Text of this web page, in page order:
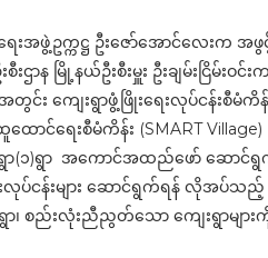
းအဖွဲ့ဥက္ကဋ္ဌ ဦးဇော်အောင်လေးက
ာန မြို့နယ်ဦးစီးမှူး ဦးချမ်း​ငြိမ်းဝ
ကျေးရွာဖွံ့ဖြိုးရေးလုပ်ငန်းစီမံကိန်း
ောင်ရေးစီမံကိန်း (SMART Village)
ာ(၁)ရွာ အကောင်အထည်ဖော် ဆောင်ရွက်
လုပ်ငန်းများ ဆောင်ရွက်ရန် လိုအပ်သည့်
းလုံးညီညွတ်သော ကျေးရွာများကို ဦ